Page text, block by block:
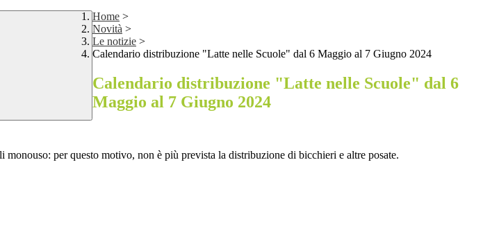
Home >
Novità >
Le notizie >
Calendario distribuzione "Latte nelle Scuole" dal 6 Maggio al 7 Giugno 2024
Calendario distribuzione "Latte nelle Scuole" dal 6
Maggio al 7 Giugno 2024
per questo motivo, non è più prevista la distribuzione di bicchieri e altre posate.